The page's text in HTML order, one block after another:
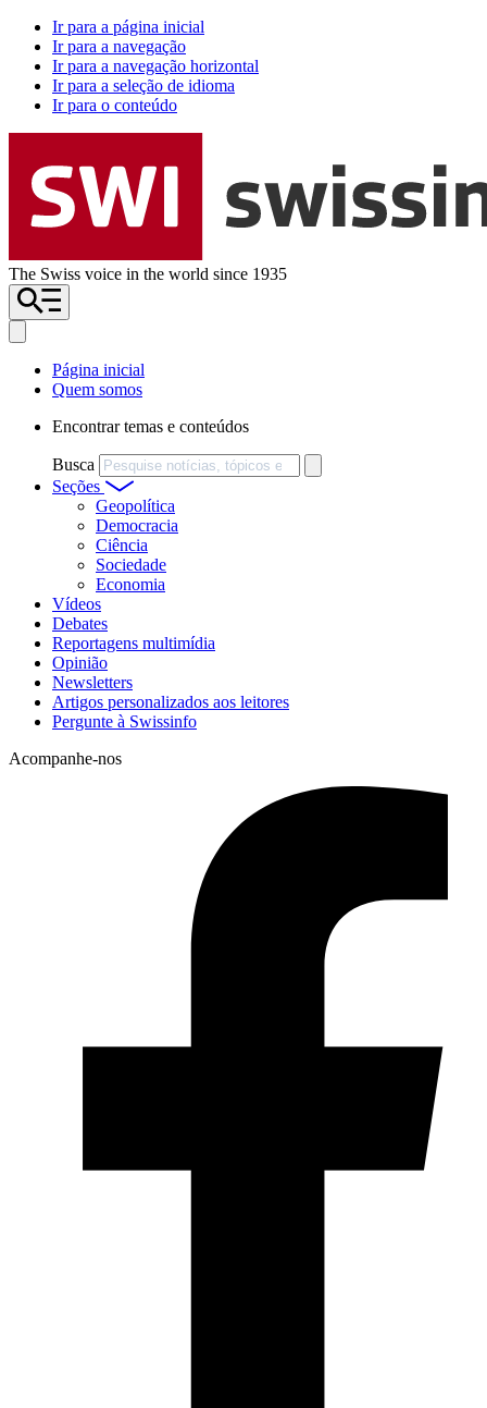
Ir para a página inicial
Ir para a navegação
Ir para a navegação horizontal
Ir para a seleção de idioma
Ir para o conteúdo
The Swiss voice in the world since 1935
Página inicial
Quem somos
Encontrar temas e conteúdos
Busca
Seções
Geopolítica
Democracia
Ciência
Sociedade
Economia
Vídeos
Debates
Reportagens multimídia
Opinião
Newsletters
Artigos personalizados aos leitores
Pergunte à Swissinfo
Acompanhe-nos